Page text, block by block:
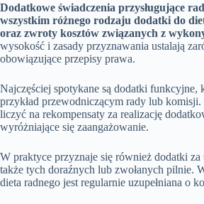
Dodatkowe świadczenia przysługujące
wszystkim różnego rodzaju dodatki do
oraz zwroty kosztów związanych z
wysokość i zasady przyznawania ustalają
obowiązujące przepisy prawa.
Najczęściej spotykane są dodatki funkcyjne,
przykład przewodniczącym rady lub
liczyć na rekompensaty za realizację
wyróżniające się zaangażowanie.
W praktyce przyznaje się również dodatki za
także tych doraźnych lub zwołanych pilnie.
dieta radnego jest regularnie uzupełniana o